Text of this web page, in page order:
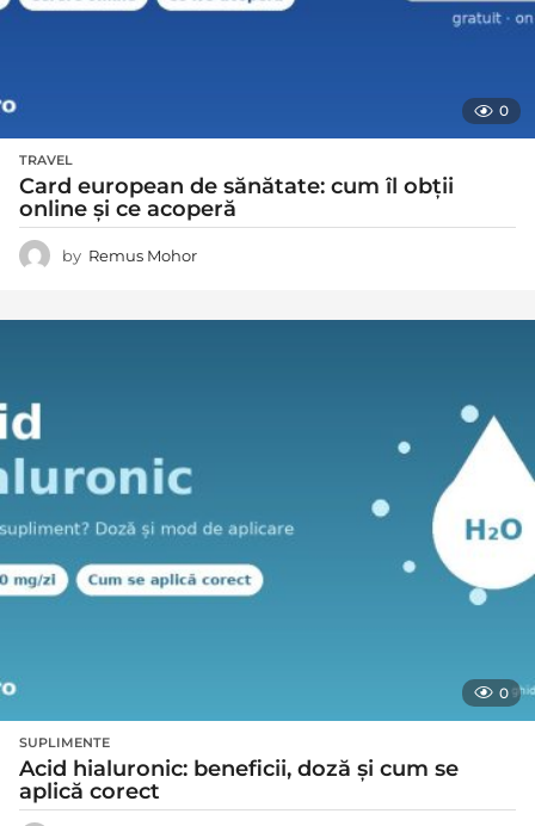
0
TRAVEL
Card european de sănătate: cum îl obții
online și ce acoperă
by Remus Mohor
0
SUPLIMENTE
Acid hialuronic: beneficii, doză și cum se
aplică corect